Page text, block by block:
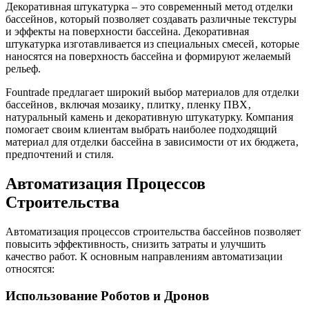
Декоративная штукатурка – это современный метод отделки
бассейнов‚ который позволяет создавать различные текстуры
и эффекты на поверхности бассейна. Декоративная
штукатурка изготавливается из специальных смесей‚ которые
наносятся на поверхность бассейна и формируют желаемый
рельеф.
Fountrade предлагает широкий выбор материалов для отделки
бассейнов‚ включая мозаику‚ плитку‚ пленку ПВХ‚
натуральный камень и декоративную штукатурку. Компания
помогает своим клиентам выбрать наиболее подходящий
материал для отделки бассейна в зависимости от их бюджета‚
предпочтений и стиля.
Автоматизация Процессов
Строительства
Автоматизация процессов строительства бассейнов позволяет
повысить эффективность‚ снизить затраты и улучшить
качество работ. К основным направлениям автоматизации
относятся:
Использование Роботов и Дронов